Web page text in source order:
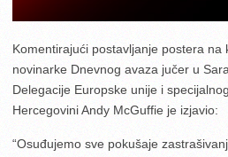
Komentirajući postavljanje postera na
novinarke Dnevnog avaza jučer u
Delegacije Europske unije i
Hercegovini Andy McGuffie je izjavio:
“Osuđujemo sve pokušaje